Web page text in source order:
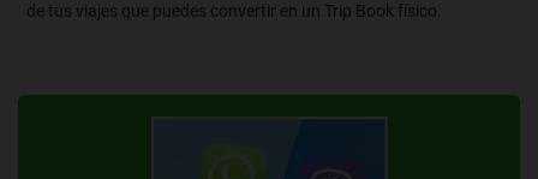
de tus viajes que puedes convertir en un Trip Book físico.